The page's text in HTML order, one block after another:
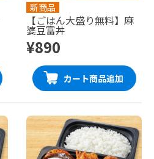
新商品
【ごはん大盛り無料】麻
婆豆富丼
¥890
カート商品追加